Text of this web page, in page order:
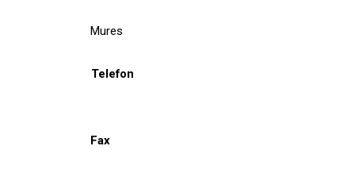
Mures
Telefon
Fax